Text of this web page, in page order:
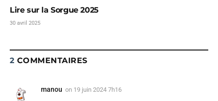
Lire sur la Sorgue 2025
30 avril 2025
2 COMMENTAIRES
manou on 19 juin 2024 7h16